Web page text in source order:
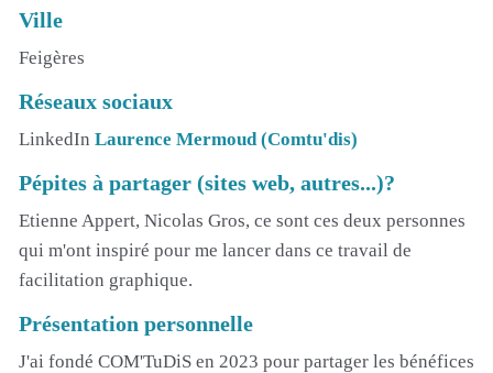
Ville
Feigères
Réseaux sociaux
LinkedIn Laurence Mermoud (Comtu'dis)
Pépites à partager (sites web, autres...)?
Etienne Appert, Nicolas Gros, ce sont ces deux personnes
qui m'ont inspiré pour me lancer dans ce travail de
facilitation graphique.
Présentation personnelle
J'ai fondé COM'TuDiS en 2023 pour partager les bénéfices